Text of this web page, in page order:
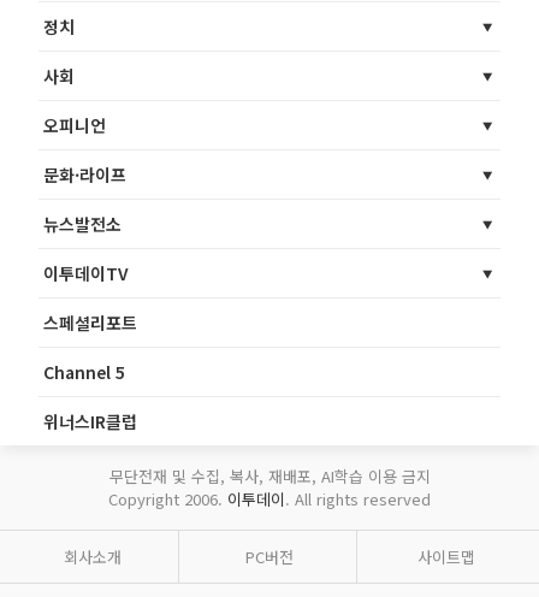
정치
사회
오피니언
문화·라이프
뉴스발전소
이투데이TV
스페셜리포트
Channel 5
위너스IR클럽
무단전재 및 수집, 복사, 재배포, AI학습 이용 금지
Copyright 2006. 이투데이. All rights reserved
회사소개 PC버전 사이트맵